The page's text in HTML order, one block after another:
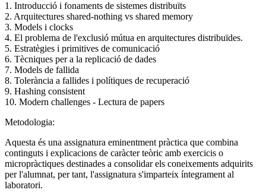
1. Introducció i fonaments de sistemes distribuïts
2. Arquitectures shared-nothing vs shared memory
3. Models i clocks
4. El problema de l'exclusió mútua en arquitectures distribuïdes.
5. Estratègies i primitives de comunicació
6. Tècniques per a la replicació de dades
7. Models de fallida
8. Tolerància a fallides i polítiques de recuperació
9. Hashing consistent
10. Modern challenges - Lectura de papers
Metodologia:
Aquesta és una assignatura eminentment pràctica que combina
continguts i explicacions de caràcter teòric amb exercicis o
micropràctiques destinades a consolidar els coneixements adquirits
per l'alumnat, per tant, l'assignatura s'imparteix íntegrament al
laboratori.